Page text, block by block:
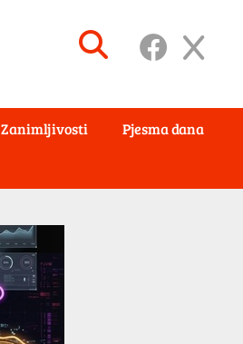
Zanimljivosti Pjesma dana